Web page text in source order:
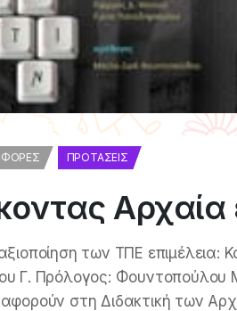
ΠΡΟΤΆΣΕΙΣ
Αρχαία
των ΤΠΕ επιμέλεια:
Γ. Πρόλογος: Φουντοπούλου
στη Διδακτική των